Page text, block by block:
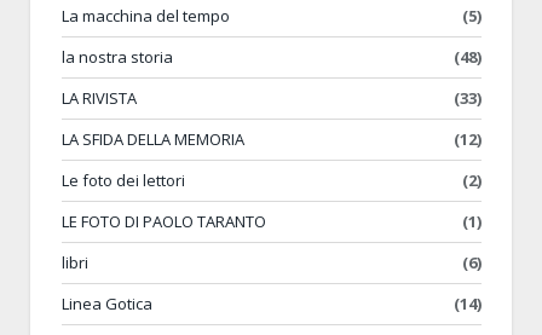
La macchina del tempo
(5)
la nostra storia
(48)
LA RIVISTA
(33)
LA SFIDA DELLA MEMORIA
(12)
Le foto dei lettori
(2)
LE FOTO DI PAOLO TARANTO
(1)
libri
(6)
Linea Gotica
(14)